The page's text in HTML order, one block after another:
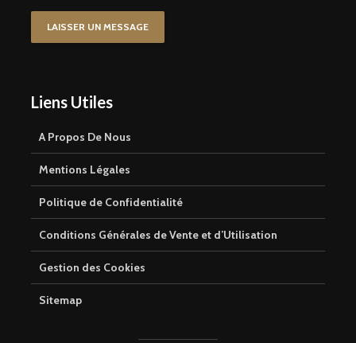
LAISSER UN MESSAGE
Liens Utiles
A Propos De Nous
Mentions Légales
Politique de Confidentialité
Conditions Générales de Vente et d’Utilisation
Gestion des Cookies
Sitemap